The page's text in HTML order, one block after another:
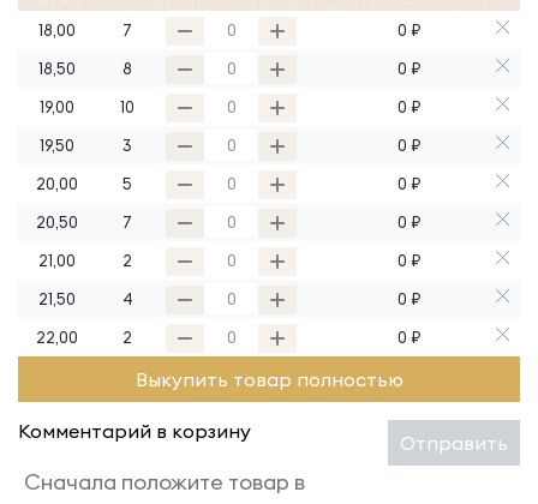
18,00 7
0 ₽
18,50
8
0 ₽
19,00
10
0 ₽
19,50
3
0 ₽
20,00
5
0 ₽
20,50
7
0 ₽
21,00
2
0 ₽
21,50
4
0 ₽
22,00
2 0 ₽
Выкупить товар полностью
Комментарий в корзину Отправить